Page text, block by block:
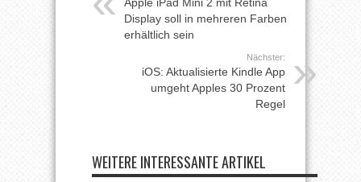
Display soll in mehreren Farben
erhältlich sein
Nächster:
iOS: Aktualisierte Kindle App
umgeht Apples 30 Prozent
Regel
WEITERE INTERESSANTE ARTIKEL